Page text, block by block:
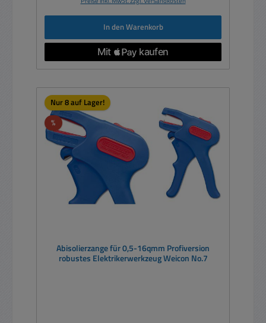
In den Warenkorb
Nur 8 auf Lager!
%Rabatt
Abisolierzange für 0,5-16qmm Profiversion
robustes Elektrikerwerkzeug Weicon No.7